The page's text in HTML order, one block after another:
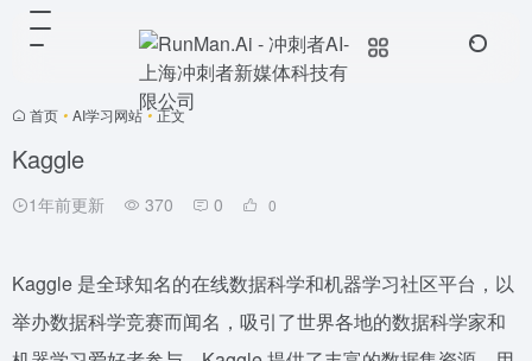
首页 • AI学习网站 • 正文
Kaggle
1年前更新 370 0 0
Kaggle 是全球知名的在线数据科学和机器学习社区平台，以
举办数据科学竞赛而闻名，吸引了世界各地的数据科学家和